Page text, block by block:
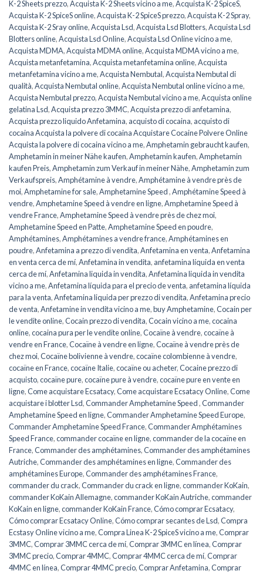
K-2 Sheets prezzo,Acquista K-2 Sheets vicino a me,Acquista K-2 SpiceS,
Acquista K-2 SpiceS online,Acquista K-2 SpiceS prezzo,Acquista K-2 Spray,
Acquista K-2 Sray online,Acquista Lsd,Acquista Lsd Blotters,Acquista Lsd
Blotters online,Acquista Lsd Online,Acquista Lsd Online vicino a me,
Acquista MDMA,Acquista MDMA online,Acquista MDMA vicino a me,
Acquista metanfetamina,Acquista metanfetamina online,Acquista
metanfetamina vicino a me,Acquista Nembutal,Acquista Nembutal di
qualità,Acquista Nembutal online,Acquista Nembutal online vicino a me,
Acquista Nembutal prezzo,Acquista Nembutal vicino a me,Acquista online
gelatina Lsd,Acquista prezzo 3MMC,Acquista prezzo di anfetamina,
Acquista prezzo liquido Anfetamina, acquisto di cocaina, acquisto di
cocaina Acquista la polvere di cocaina Acquistare Cocaine Polvere Online
Acquista la polvere di cocaina vicino a me,Amphetamin gebraucht kaufen,
Amphetamin in meiner Nähe kaufen,Amphetamin kaufen,Amphetamin
kaufen Preis,Amphetamin zum Verkauf in meiner Nähe,Amphetamin zum
Verkaufspreis,Amphétamine à vendre,Amphétamine à vendre près de
moi,Amphetamine for sale,Amphetamine Speed ​​​​,Amphétamine Speed ​​​​à
vendre,Amphetamine Speed ​​​​à vendre en ligne,Amphetamine Speed ​​​​à
vendre France,Amphetamine Speed à vendre près de chez moi,
Amphetamine Speed en ​​​​Patte,Amphetamine Speed en poudre,
Amphétamines,Amphétamines a vendre france,Amphétamines en
poudre,Anfetamina a prezzo di vendita,Anfetamina en venta,Anfetamina
en venta cerca de mí,Anfetamina in vendita, anfetamina líquida en venta
cerca de mí,Anfetamina liquida in vendita,Anfetamina liquida in vendita
vicino a me,Anfetamina líquida para el precio de venta, anfetamina líquida
para la venta,Anfetamina liquida per prezzo di vendita,Anfetamina precio
de venta,Anfetamine in vendita vicino a me,buy Amphetamine,Cocain per
le vendite online,Cocain prezzo di vendita,Cocain vicino a me,cocaina
online,cocaina pura per le vendite online,Cocaïne à vendre,cocaïne à
vendre en France,Cocaïne à vendre en ligne,Cocaïne à vendre près de
chez moi,Cocaïne bolivienne à vendre,cocaïne colombienne à vendre,
cocaïne en France,cocaïne Italie,cocaïne ou acheter,Cocaine prezzo di
acquisto,cocaïne pure,cocaïne pure à vendre,cocaïne pure en vente en
ligne,Come acquistare Ecsatacy,Come acquistare Ecsatacy Online,Come
acquistare i blotter Lsd,Commander Amphetamine Speed ​​​​,Commander
Amphetamine Speed ​​​​en ligne,Commander Amphetamine Speed ​​​Europe,
Commander Amphetamine Speed ​​France,Commander Amphétamines
Speed ​​France,commander cocaïne en ligne,commander de la cocaïne en
France,Commander des amphétamines,Commander des amphétamines
Autriche,Commander des amphétamines en ligne,Commander des
amphétamines Europe,Commander des amphétamines France,
commander du crack,Commander du crack en ligne,commander KoKain,
commander KoKain Allemagne,commander KoKain Autriche,commander
KoKain en ligne,commander KoKain France,Cómo comprar Ecsatacy,
Cómo comprar Ecsatacy Online,Cómo comprar secantes de Lsd,Compra
Ecstasy Online vicino a me,Compra Linea K-2 SpiceS vicino a me,Comprar
3MMC,Comprar 3MMC cerca de mí,Comprar 3MMC en línea,Comprar
3MMC precio,Comprar 4MMC,Comprar 4MMC cerca de mí,Comprar
4MMC en línea,Comprar 4MMC precio,Comprar Anfetamina,Comprar